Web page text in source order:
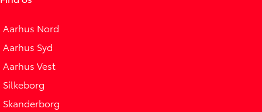
Aarhus Nord
Aarhus Syd
Aarhus Vest
Silkeborg
Skanderborg